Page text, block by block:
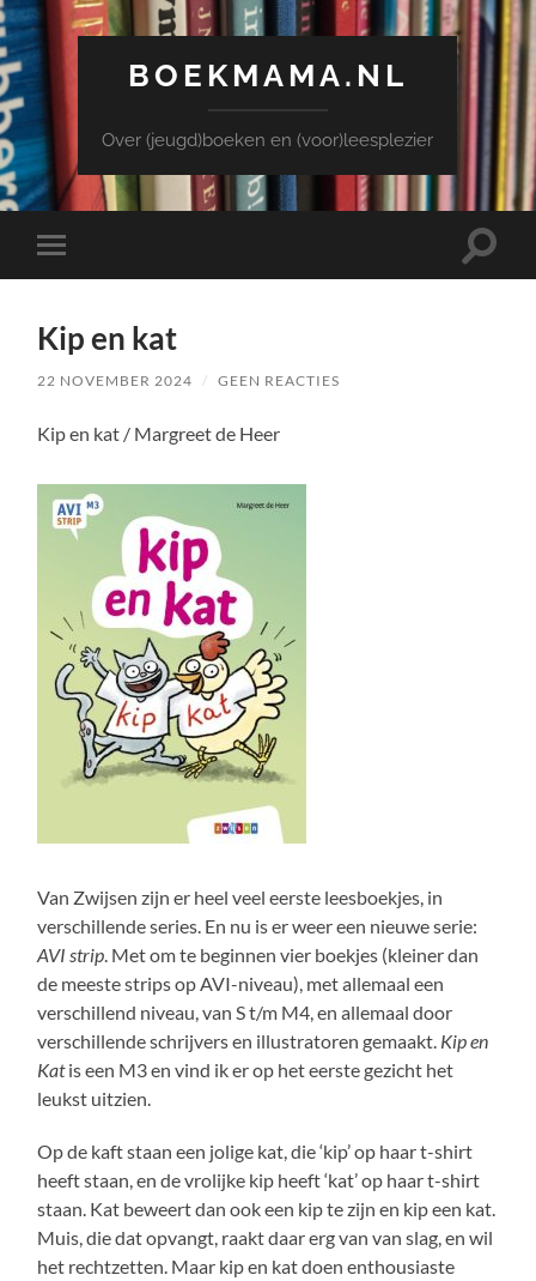
BOEKMAMA.NL
Over (jeugd)boeken en (voor)leesplezier
Toggle
mobiel
Toggle
Kip en kat
22 NOVEMBER 2024 / GEEN REACTIES
Kip en kat / Margreet de Heer
Van Zwijsen zijn er heel veel eerste leesboekjes, in
verschillende series. En nu is er weer een nieuwe serie:
AVI strip . Met om te beginnen vier boekjes (kleiner dan
de meeste strips op AVI-niveau), met allemaal een
verschillend niveau, van S t/m M4, en allemaal door
verschillende schrijvers en illustratoren gemaakt. Kip en
Katis een M3 en vind ik er op het eerste gezicht het
leukst uitzien.
Op de kaft staan een jolige kat, die ‘kip’ op haar t-shirt
heeft staan, en de vrolijke kip heeft ‘kat’ op haar t-shirt
staan. Kat beweert dan ook een kip te zijn en kip een kat.
Muis, die dat opvangt, raakt daar erg van van slag, en wil
het rechtzetten. Maar kip en kat doen enthousiaste